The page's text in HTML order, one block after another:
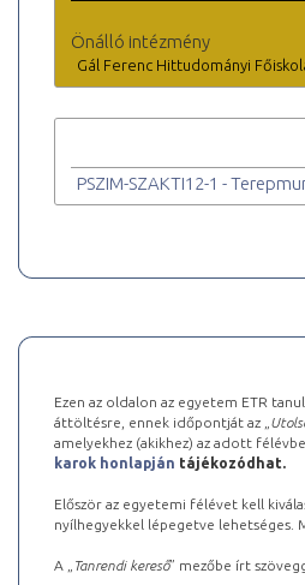
Önálló intézmény
Gál Ferenc Hittudományi
PSZIM-SZAKTI12-1 -
Ezen az oldalon az egyetem ETR
áttöltésre, ennek időpontját az „
amelyekhez (akikhez) az adott
karok honlapján tájékozódhat.
Először az egyetemi félévet kell
nyílhegyekkel lépegetve lehetséges.
A „ Tanrendi kereső” mezőbe írt